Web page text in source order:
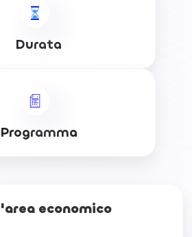
Durata
Programma
economico